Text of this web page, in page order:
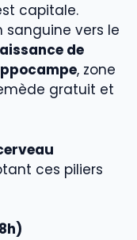
capitale.
vers le
de
, zone
gratuit et
ces piliers